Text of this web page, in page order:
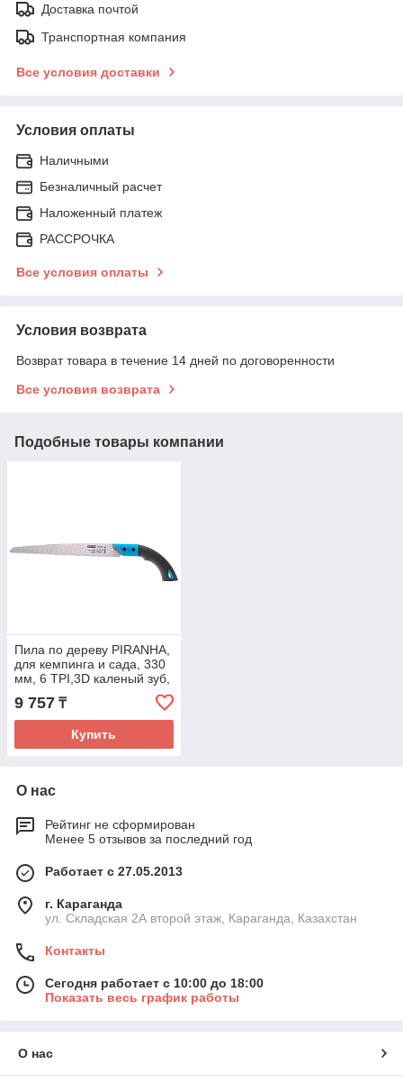
Доставка почтой
Транспортная компания
Все условия доставки
Условия оплаты
Наличными
Безналичный расчет
Наложенный платеж
РАССРОЧКА
Все условия оплаты
Условия возврата
Возврат товара в течение 14 дней по договоренности
Все условия возврата
Подобные товары компании
Пила по дереву PIRANHA,
для кемпинга и сада, 330
мм, 6 TPI,3D каленый зуб,
2К-рукоятка,пенал// Gross
9 757 ₸
Купить
О нас
Рейтинг не сформирован
Менее 5 отзывов за последний год
Работает с 27.05.2013
г. Караганда
ул. Складская 2А второй этаж, Караганда, Казахстан
Контакты
Сегодня работает с 10:00 до 18:00
Показать весь график работы
О нас